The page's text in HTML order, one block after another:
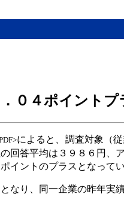
０４ポイントプ
によると、調査対象（
答平均は３９８６円、
イントのプラスとなってい
り、同一企業の昨年実